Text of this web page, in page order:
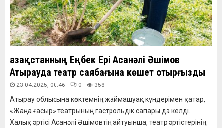
Қазақстанның Еңбек Ері Асанәлі Әшімов
Атырауда театр саябағына көшет отырғызды
23.04.2025, 00:46 0 358
Атырау облысына көктемнің жаймашуақ күндерімен қатар,
«Жаңа ғасыр» театрының гастрольдік сапары да келді.
Халық әртісі Асанәлі Әшімовтің айтуынша, театр әртістерінің